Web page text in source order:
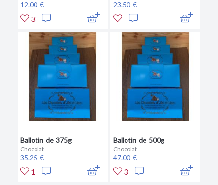
12.00 €
3
23.50 €
Ballotin de 375g
Chocolat
35.25 €
1
Ballotin de 500g
Chocolat
47.00 €
3